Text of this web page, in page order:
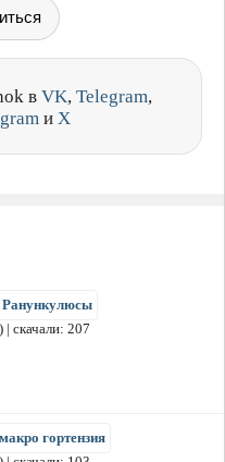
в VK, Telegram,
и X
| скачали: 207
гортензия